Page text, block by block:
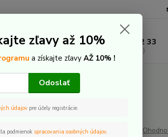
Hľadať
Rýchly kontakt
+421 907 20 22 33
(Po-Pia: 9:00-16:00)
Maxbike SAGA 2026
zľavy až 10%
a získajte zľavy AŽ 10% !
Odoslať
údajovpre účely registrácie.
podmienok spracovania osobných údajov.